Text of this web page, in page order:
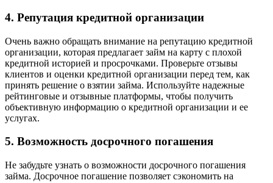
4. Репутация кредитной организации
Очень важно обращать внимание на репутацию кредитной
организации, которая предлагает займ на карту с плохой
кредитной историей и просрочками. Проверьте отзывы
клиентов и оценки кредитной организации перед тем, как
принять решение о взятии займа. Используйте надежные
рейтинговые и отзывные платформы, чтобы получить
объективную информацию о кредитной организации и ее
услугах.
5. Возможность досрочного погашения
Не забудьте узнать о возможности досрочного погашения
займа. Досрочное погашение позволяет сэкономить на